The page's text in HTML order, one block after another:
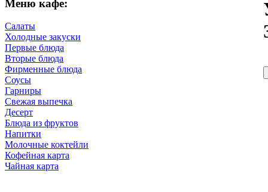
Меню кафе:
Салаты
Холодные закуски
Первые блюда
Вторые блюда
Фирменные блюда
Соусы
Гарниры
Свежая выпечка
Десерт
Блюда из фруктов
Напитки
Молочные коктейли
Кофейная карта
Чайная карта